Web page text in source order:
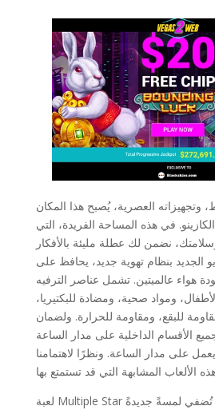
وتجهيزاته العصرية، يُصبح هذا المكان
في هذه المساحة الفريدة، التي
نضمن لك عطلة مليئة بالأفكار
الجديد بنظام تهوية جديد، يحافظ على
هواء عالميتين. تشمل عناصر الترفيه
ومواد صحية، ومضادة للبكتيريا،
للبقع، ومقاومة للحرارة. ولضمان
الأقسام الداخلية على مدار الساعة
على مدار الساعة. ونظرًا لاهتمامنا
لعبة Multiple Star هي لعبة قمار رائعة، تُضفي لمسةً جديدةً